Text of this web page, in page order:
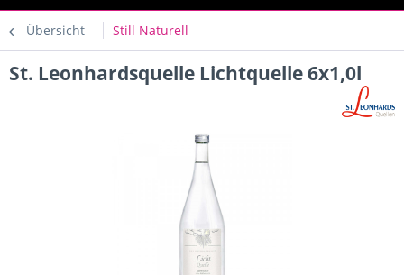
Übersicht Still Naturell
St. Leonhardsquelle Lichtquelle 6x1,0l